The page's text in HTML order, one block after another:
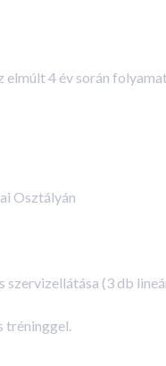
4 év során
Osztályán
(3 db
tréninggel.